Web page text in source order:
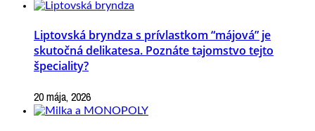
Liptovská bryndza s prívlastkom “májová” je
skutočná delikatesa. Poznáte tajomstvo tejto
špeciality?
20 mája, 2026